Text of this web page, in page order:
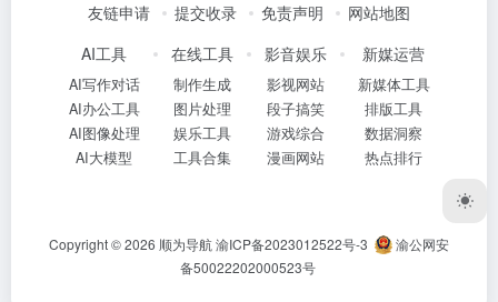
友链申请 提交收录 免责声明
网站地图
AI工具
AI写作对话
AI办公工具
AI图像处理
AI大模型
在线工具
制作生成
图片处理
娱乐工具
工具合集
影音娱乐
影视网站
段子搞笑
游戏综合
漫画网站
新媒运营
新媒体工具
排版工具
数据洞察
热点排行
Copyright © 2026 顺为导航渝ICP备2023012522号-3
渝公网安
备50022202000523号